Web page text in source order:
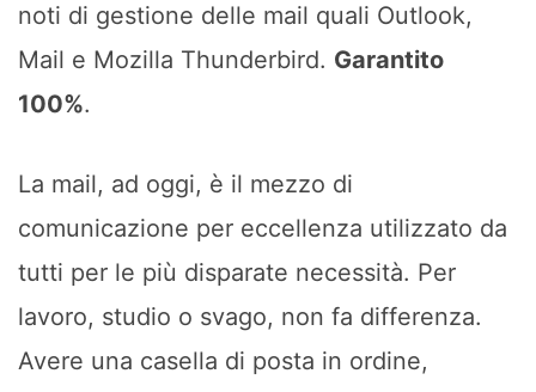
noti di gestione delle mail quali Outlook,
Mail e Mozilla Thunderbird. Garantito
100%.
La mail, ad oggi, è il mezzo di
comunicazione per eccellenza utilizzato da
tutti per le più disparate necessità. Per
lavoro, studio o svago, non fa differenza.
Avere una casella di posta in ordine,